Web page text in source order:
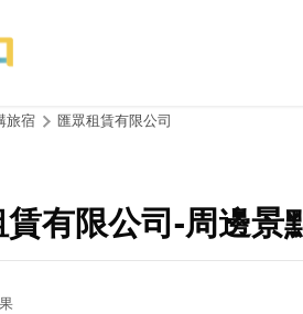
旅宿 匯眾租賃有限公司
有限公司-周邊景